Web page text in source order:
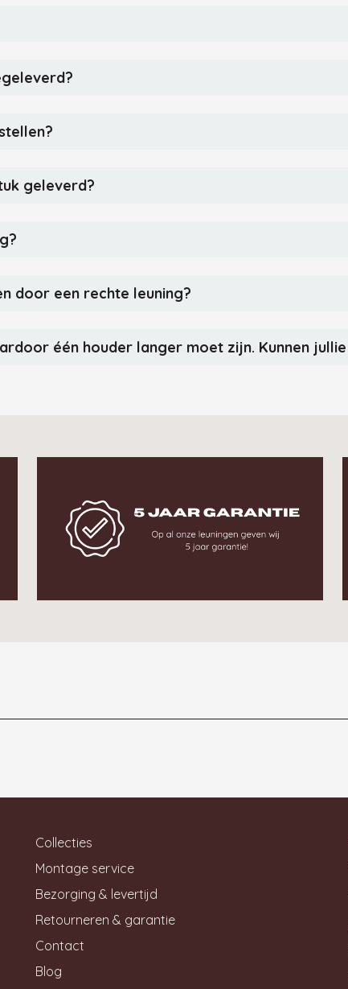
geleverd?
door een rechte leuning?
één houder langer moet zijn. Kunnen
Collecties
Montage service
Bezorging & levertijd
Retourneren & garantie
Contact
Blog